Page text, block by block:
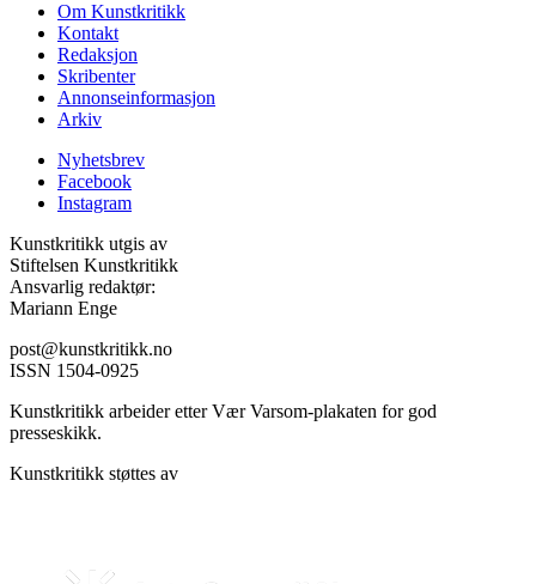
Om Kunstkritikk
Kontakt
Redaksjon
Skribenter
Annonseinformasjon
Arkiv
Nyhetsbrev
Facebook
Instagram
Kunstkritikk utgis av
Stiftelsen Kunstkritikk
Ansvarlig redaktør:
Mariann Enge
post@kunstkritikk.no
ISSN 1504-0925
Kunstkritikk arbeider etter Vær Varsom-plakaten for god
presseskikk.
Kunstkritikk støttes av